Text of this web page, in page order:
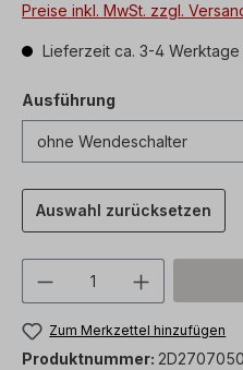
Preise inkl. MwSt. zzgl.
Lieferzeit ca. 3-4 Werktage
Ausführung
Auswahl zurücksetzen
Produkt Anzahl:
Zum Merkzettel hinzufügen
Produktnummer: